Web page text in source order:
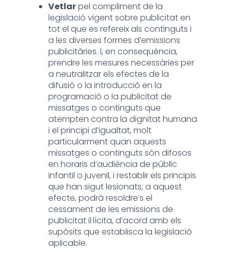
Vetlarpel compliment de la
legislació vigent sobre publicitat en
tot el que es refereix als continguts i
a les diverses formes d’emissions
publicitàries. I, en conseqüència,
prendre les mesures necessàries per
a neutralitzar els efectes de la
difusió o la introducció en la
programació o la publicitat de
missatges o continguts que
atempten contra la dignitat humana
i el principi d’igualtat, molt
particularment quan aquests
missatges o continguts són difosos
en horaris d’audiència de públic
infantil o juvenil, i restablir els principis
que han sigut lesionats; a aquest
efecte, podrà resoldre’s el
cessament de les emissions de
publicitat il·lícita, d’acord amb els
supòsits que establisca la legislació
aplicable.